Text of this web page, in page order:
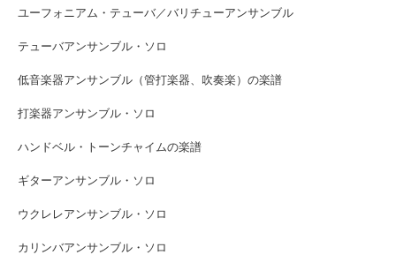
ユーフォニアム・テューバ／バリチューアンサンブル
テューバアンサンブル・ソロ
低音楽器アンサンブル（管打楽器、吹奏楽）の楽譜
打楽器アンサンブル・ソロ
ハンドベル・トーンチャイムの楽譜
ギターアンサンブル・ソロ
ウクレレアンサンブル・ソロ
カリンバアンサンブル・ソロ